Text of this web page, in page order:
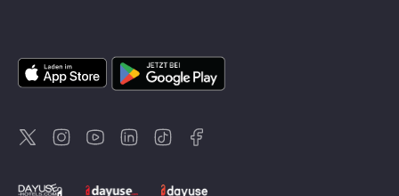
DayuseSingapur
DayuseZweden
DayuseThailand
DayuseNeuseeland
DayuseTürkei